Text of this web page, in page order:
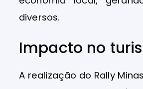
diversos.
Impacto no
A realização do Rally